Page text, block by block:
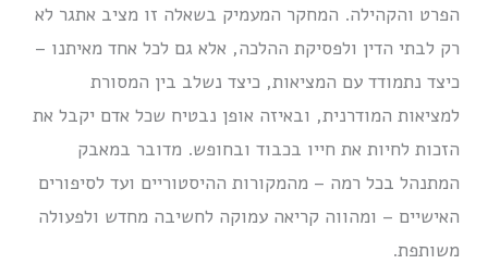
הפרט והקהילה. המחקר המעמיק בשאלה זו מציב אתגר לא
רק לבתי הדין ולפסיקת ההלכה, אלא גם לכל אחד מאיתנו –
כיצד נתמודד עם המציאות, כיצד נשלב בין המסורת
למציאות המודרנית, ובאיזה אופן נבטיח שכל אדם יקבל את
הזכות לחיות את חייו בכבוד ובחופש. מדובר במאבק
המתנהל בכל רמה – מהמקורות ההיסטוריים ועד לסיפורים
האישיים – ומהווה קריאה עמוקה לחשיבה מחדש ולפעולה
משותפת.